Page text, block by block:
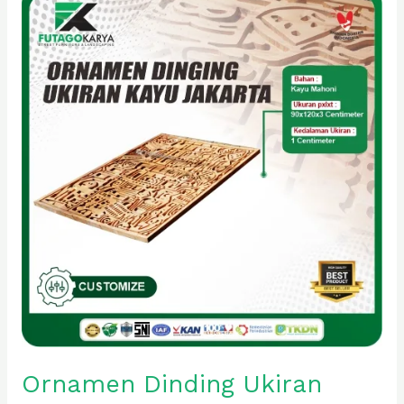
Ornamen Dinding Ukiran
Dinding
Ukiran
Kayu
Mahoni
Jakarta